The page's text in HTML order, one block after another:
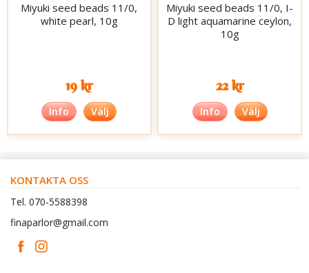
Miyuki seed beads 11/0,
white pearl, 10g
19 kr
Info Välj
Miyuki seed beads 11/0, I-
D light aquamarine ceylon,
10g
22 kr
Info Välj
KONTAKTA OSS
Tel. 070-5588398
finaparlor@gmail.com